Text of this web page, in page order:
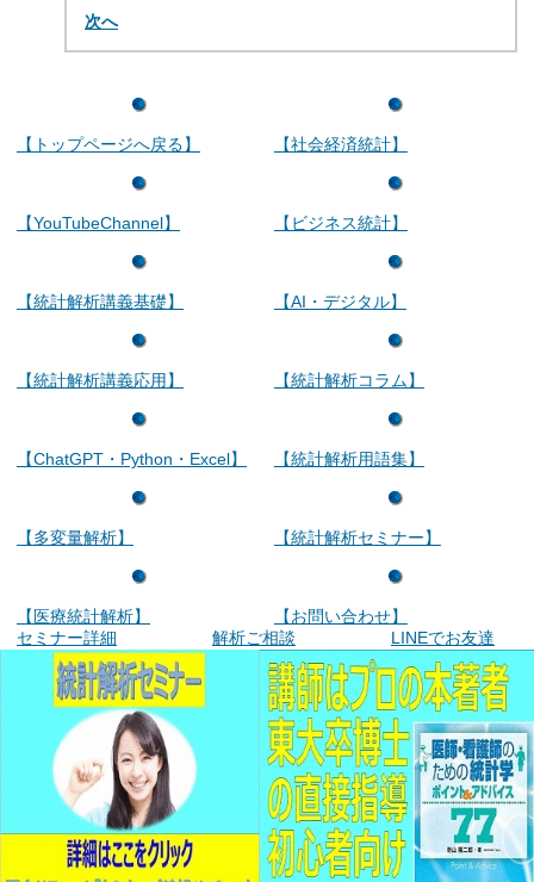
次へ
【トップページへ戻る】
【YouTubeChannel】
【統計解析講義基礎】
【統計解析講義応用】
【ChatGPT・Python・Excel】
【多変量解析】
【医療統計解析】
【社会経済統計】
【ビジネス統計】
【AI・デジタル】
【統計解析コラム】
【統計解析用語集】
【統計解析セミナー】
【お問い合わせ】
セミナー詳細
解析ご相談 LINEでお友達